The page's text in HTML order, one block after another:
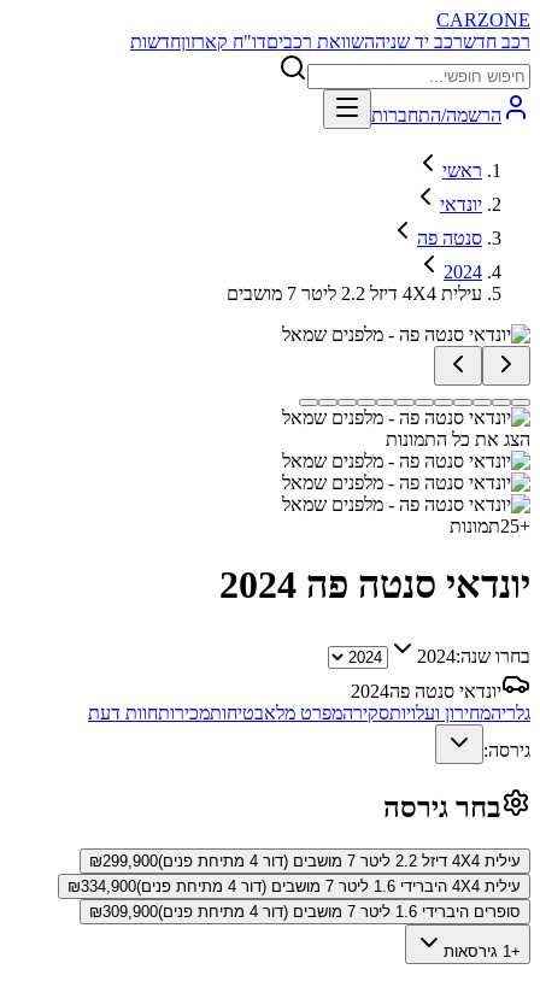
CARZONE
רכב חדשרכב יד שניההשוואת רכביםדו"ח קארזוןחדשות
הרשמה/התחברות
ראשי
יונדאי
סנטה פה
2024
עילית 4X4 דיזל 2.2 ליטר 7 מושבים
הצג את כל התמונות
+
25תמונות
יונדאי סנטה פה 2024
בחרו שנה:2024
יונדאי סנטה פה2024
גלריהמחירון ועלויותסקירהמפרט מלאבטיחותמכירותחוות דעת
גירסה:
בחר גירסה
עילית 4X4 דיזל 2.2 ליטר 7 מושבים (דור 4 מתיחת פנים) ₪299,900
עילית 4X4 היברידי 1.6 ליטר 7 מושבים (דור 4 מתיחת פנים)
₪334,900
סופרים היברידי 1.6 ליטר 7 מושבים (דור 4 מתיחת פנים)
₪309,900
+1 גירסאות